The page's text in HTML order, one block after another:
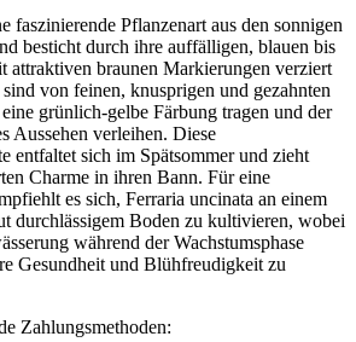
faszinierende Pflanzenart aus den sonnigen
besticht durch ihre auffälligen, blauen bis
attraktiven braunen Markierungen verziert
von feinen, knusprigen und gezahnten
grünlich-gelbe Färbung tragen und der
Aussehen verleihen. Diese
entfaltet sich im Spätsommer und zieht
Charme in ihren Bann. Für eine
es sich, Ferraria uncinata an einem
durchlässigem Boden zu kultivieren, wobei
während der Wachstumsphase
Gesundheit und Blühfreudigkeit zu
Zahlungsmethoden: